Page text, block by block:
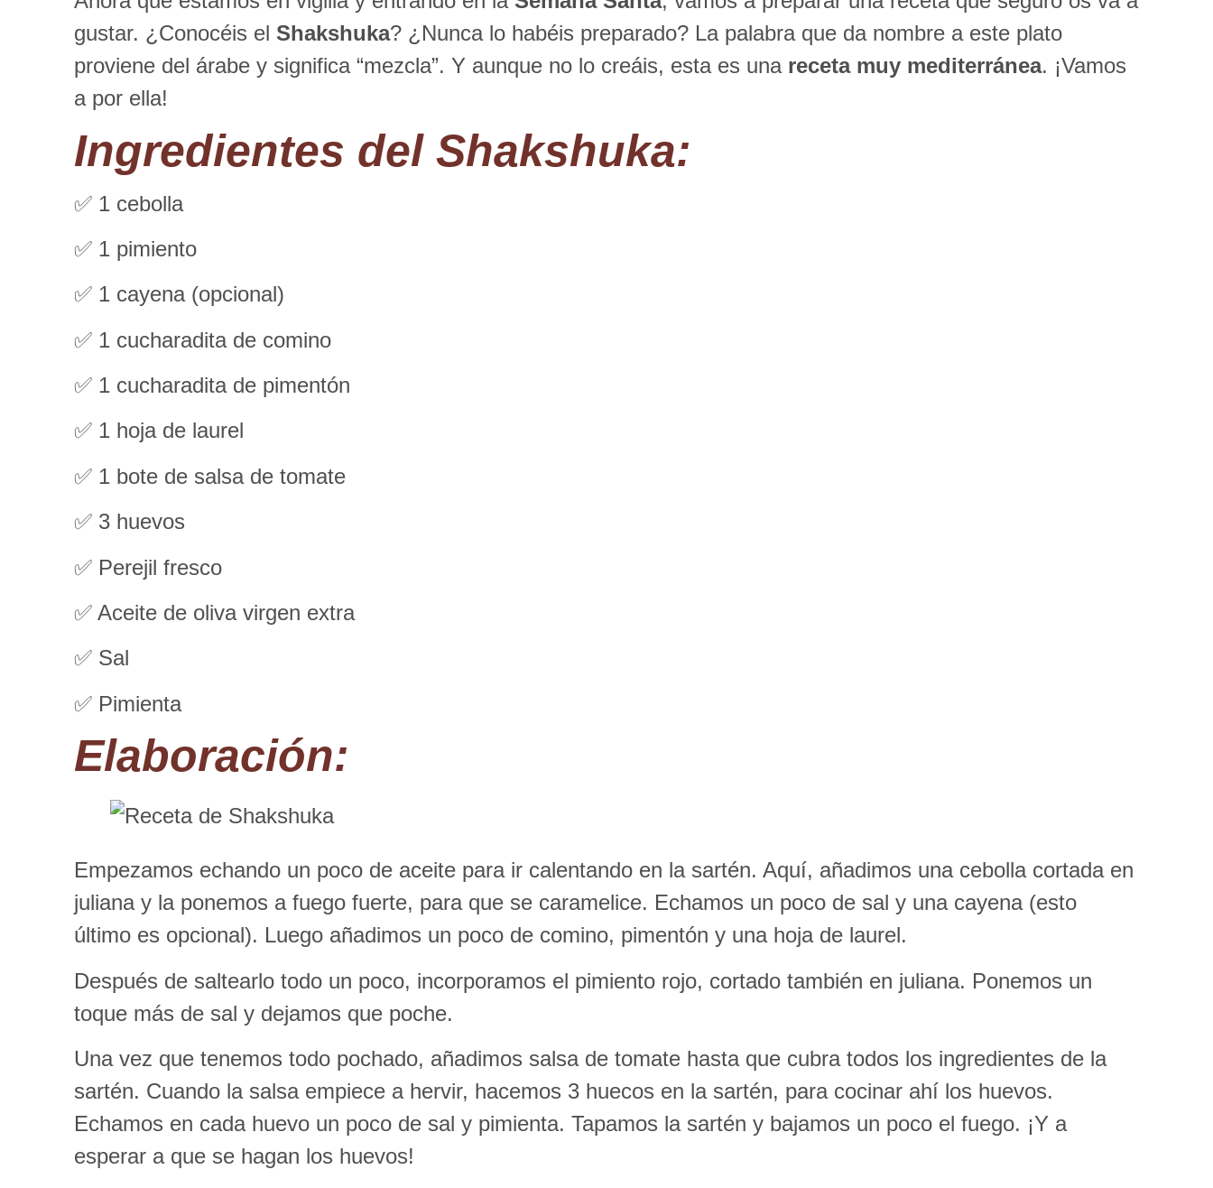
gustar. ¿Conocéis el Shakshuka? ¿Nunca lo habéis preparado? La palabra que da nombre a este plato
proviene del árabe y significa “mezcla”. Y aunque no lo creáis, esta es una receta muy mediterránea. ¡Vamos
a por ella!
Ingredientes del Shakshuka:
✅ 1 cebolla
✅ 1 pimiento
✅ 1 cayena (opcional)
✅ 1 cucharadita de comino
✅ 1 cucharadita de pimentón
✅ 1 hoja de laurel
✅ 1 bote de salsa de tomate
✅ 3 huevos
✅ Perejil fresco
✅ Aceite de oliva virgen extra
✅ Sal
✅ Pimienta
Elaboración:
Empezamos echando un poco de aceite para ir calentando en la sartén. Aquí, añadimos una cebolla cortada en
juliana y la ponemos a fuego fuerte, para que se caramelice. Echamos un poco de sal y una cayena (esto
último es opcional). Luego añadimos un poco de comino, pimentón y una hoja de laurel.
Después de saltearlo todo un poco, incorporamos el pimiento rojo, cortado también en juliana. Ponemos un
toque más de sal y dejamos que poche.
Una vez que tenemos todo pochado, añadimos salsa de tomate hasta que cubra todos los ingredientes de la
sartén. Cuando la salsa empiece a hervir, hacemos 3 huecos en la sartén, para cocinar ahí los huevos.
Echamos en cada huevo un poco de sal y pimienta. Tapamos la sartén y bajamos un poco el fuego. ¡Y a
esperar a que se hagan los huevos!